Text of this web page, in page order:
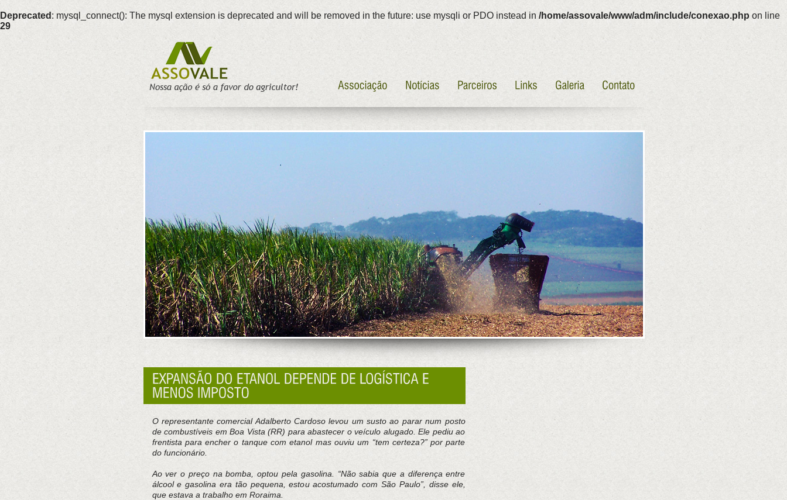
Deprecated : mysql_connect(): The mysql extension is deprecated and will be removed in the future: use mysqli or PDO instead in /home/assovale/www/adm/include/conexao.php on line
29
O representante comercial Adalberto Cardoso levou um susto ao parar num posto
de combustíveis em Boa Vista (RR) para abastecer o veículo alugado. Ele pediu ao
frentista para encher o tanque com etanol mas ouviu um “tem certeza?” por parte
do funcionário.
Ao ver o preço na bomba, optou pela gasolina. “Não sabia que a diferença entre
álcool e gasolina era tão pequena, estou acostumado com São Paulo”, disse ele,
que estava a trabalho em Roraima.